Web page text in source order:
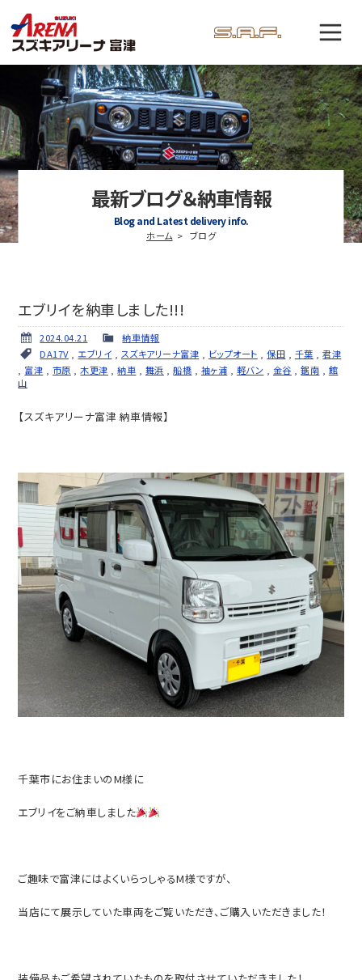
最新ブログ＆納車情報
Blog and Latest delivery info.
ホーム ブログ
エブリイを納車しました!!!
2024.04.21
納車情報
DA17V, エブリイ スズキアリーナ富津 ビップオート ,保田 千葉 ,君津
富津 市原 ,木更津 ,納車 舞浜 ,船橋 袖ヶ浦 軽バン 金谷 ,鋸南
館
山
【スズキアリーナ富津 納車情報】
千葉市にお住まいのM様に
エブリイをご納車しました
ご趣味で富津にはよくいらっしゃるM様ですが、
当店にて展示していた車両をご覧いただき、ご購入いただきました！